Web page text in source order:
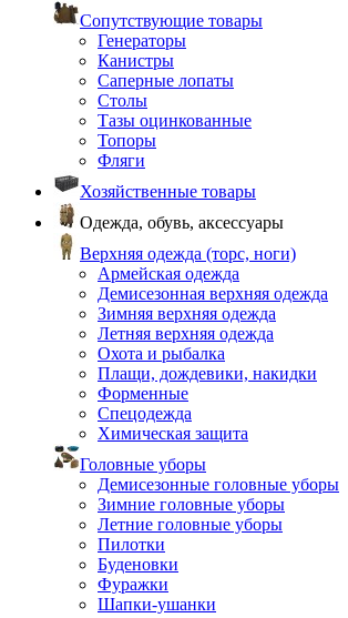
Сопутствующие товары
Генераторы
Канистры
Саперные лопаты
Столы
Тазы оцинкованные
Топоры
Фляги
Хозяйственные товары
Одежда, обувь, аксессуары
Верхняя одежда (торс, ноги)
Армейская одежда
Демисезонная верхняя одежда
Зимняя верхняя одежда
Летняя верхняя одежда
Охота и рыбалка
Плащи, дождевики, накидки
Форменные
Спецодежда
Химическая защита
Головные уборы
Демисезонные головные уборы
Зимние головные уборы
Летние головные уборы
Пилотки
Буденовки
Фуражки
Шапки-ушанки